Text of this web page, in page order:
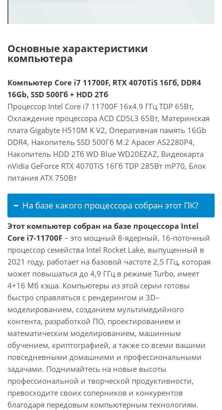
Основные характеристики
компьютера
Компьютер Core i7 11700F, RTX 4070TiS 16Гб, DDR4
16Gb, SSD 500Гб + HDD 2Тб
Процессор Intel Core i7 11700F 16x4.9 ГГц TDP 65Вт,
Охлаждение процессора ACD CD5L3 65Вт, Материнская
плата Gigabyte H510M K V2, Оперативная память 16Gb
DDR4, Накопитель SSD 500Гб M.2 Apacer AS2280P4,
Накопитель HDD 2Тб WD Blue WD20EZAZ, Видеокарта
nVidia GeForce RTX 4070TiS 16Гб TDP 285Вт mP70, Блок
питания ATX 750Вт
На базе какого процессора собран этот ПК?
Этот компьютер собран на базе процессора Intel
Core i7-11700F – это мощный 8-ядерный, 16-поточный
процессор семейства Intel Rocket Lake, выпущенный в
2021 году, работает на базовой частоте 2,5 ГГц, которая
может повышаться до 4,9 ГГц в режиме Turbo, имеет
4+16 Мб кэша. Компьютеры из этой серии готовы
быстро справляться с рендерингом и 3D–
моделированием, созданием мультимедийного
контента, разработкой ПО, проектированием и
математическим моделированием, машинным
обучением, криптографией, а также со всеми вашими
повседневными домашними и профессиональными
задачами. Поднимайтесь на новые высоты
профессиональной и творческой продуктивности,
превосходите своих соперников и конкурентов
благодаря передовым компьютерным технологиям.